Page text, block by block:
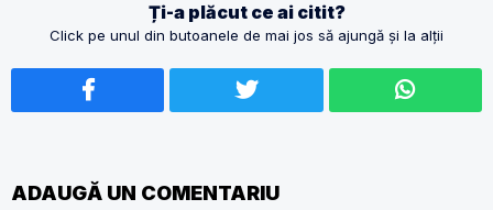
Ți-a plăcut ce ai citit?
Click pe unul din butoanele de mai jos să ajungă și la alții
ADAUGĂ UN COMENTARIU